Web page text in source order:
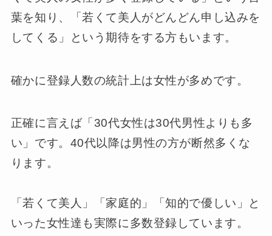
葉を知り、「若くて美人がどんどん申し込みを
してくる」という期待をする方もいます。
確かに登録人数の統計上は女性が多めです。
正確に言えば「30代女性は30代男性よりも多
い」です。40代以降は男性の方が断然多くな
ります。
「若くて美人」「家庭的」「知的で優しい」と
いった女性達も実際に多数登録しています。